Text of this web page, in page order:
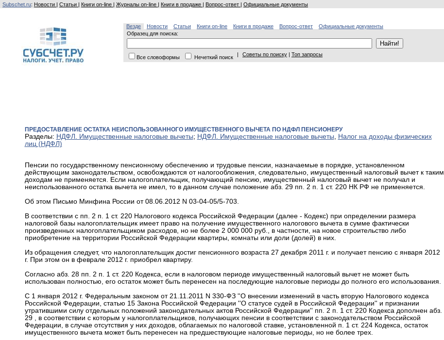
Subschet.ru: Новости | Статьи | Книги on-line | Журналы on-line | Книги в продаже | Вопрос-ответ | Официальные документы
Везде Новости Статьи Книги on-line Книги в продаже Вопрос-ответ
Официальные документы
Образец для поиска:
Все словоформы Нечеткий поиск | Советы по поиску | Топ запросы
ПРЕДОСТАВЛЕНИЕ ОСТАТКА НЕИСПОЛЬЗОВАННОГО ИМУЩЕСТВЕННОГО ВЫЧЕТА ПО НДФЛ ПЕНСИОНЕРУ
Разделы: НДФЛ. Имущественные налоговые вычеты; НДФЛ. Имущественные налоговые вычеты, Налог на доходы физических
лиц (НДФЛ)
Пенсии по государственному пенсионному обеспечению и трудовые пенсии, назначаемые в порядке, установленном
действующим законодательством, освобождаются от налогообложения, следовательно, имущественный налоговый вычет к таким
доходам не применяется. Если налогоплательщик, получающий пенсию, имущественный налоговый вычет не получал и
неиспользованного остатка вычета не имел, то в данном случае положение абз. 29 пп. 2 п. 1 ст. 220 НК РФ не применяется.
Об этом Письмо Минфина России от 08.06.2012 N 03-04-05/5-703.
В соответствии с пп. 2 п. 1 ст. 220 Налогового кодекса Российской Федерации (далее - Кодекс) при определении размера
налоговой базы налогоплательщик имеет право на получение имущественного налогового вычета в сумме фактически
произведенных налогоплательщиком расходов, но не более 2 000 000 руб., в частности, на новое строительство либо
приобретение на территории Российской Федерации квартиры, комнаты или доли (долей) в них.
Из обращения следует, что налогоплательщик достиг пенсионного возраста 27 декабря 2011 г. и получает пенсию с января 2012
г. При этом он в феврале 2012 г. приобрел квартиру.
Согласно абз. 28 пп. 2 п. 1 ст. 220 Кодекса, если в налоговом периоде имущественный налоговый вычет не может быть
использован полностью, его остаток может быть перенесен на последующие налоговые периоды до полного его использования.
С 1 января 2012 г. Федеральным законом от 21.11.2011 N 330-ФЗ ''О внесении изменений в часть вторую Налогового кодекса
Российской Федерации, статью 15 Закона Российской Федерации ''О статусе судей в Российской Федерации'' и признании
утратившими силу отдельных положений законодательных актов Российской Федерации'' пп. 2 п. 1 ст. 220 Кодекса дополнен абз.
29 , в соответствии с которым у налогоплательщиков, получающих пенсии в соответствии с законодательством Российской
Федерации, в случае отсутствия у них доходов, облагаемых по налоговой ставке, установленной п. 1 ст. 224 Кодекса, остаток
имущественного вычета может быть перенесен на предшествующие налоговые периоды, но не более трех.